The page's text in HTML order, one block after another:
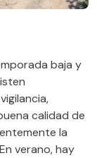
baja y
calidad de
la
verano, hay